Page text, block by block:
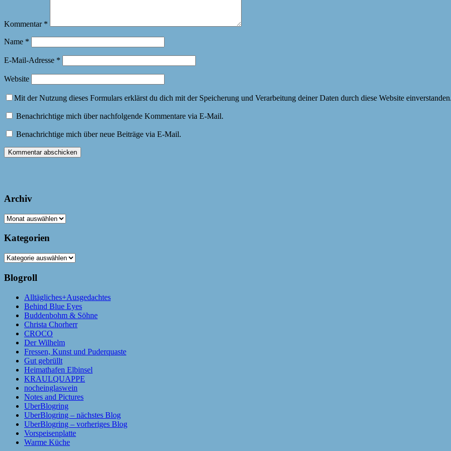
Kommentar *
Name *
E-Mail-Adresse *
Website
Mit der Nutzung dieses Formulars erklärst du dich mit der Speicherung und Verarbeitung deiner Daten durch diese Website
Benachrichtige mich über nachfolgende Kommentare via E-Mail.
Benachrichtige mich über neue Beiträge via E-Mail.
Archiv
Archiv
Kategorien
Kategorien
Blogroll
Alltägliches+Ausgedachtes
Behind Blue Eyes
Buddenbohm & Söhne
Christa Chorherr
CROCO
Der Wilhelm
Fressen, Kunst und Puderquaste
Gut gebrüllt
Heimathafen Elbinsel
KRAULQUAPPE
nocheinglaswein
Notes and Pictures
UberBlogring
UberBlogring – nächstes Blog
UberBlogring – vorheriges Blog
Vorspeisenplatte
Warme Küche